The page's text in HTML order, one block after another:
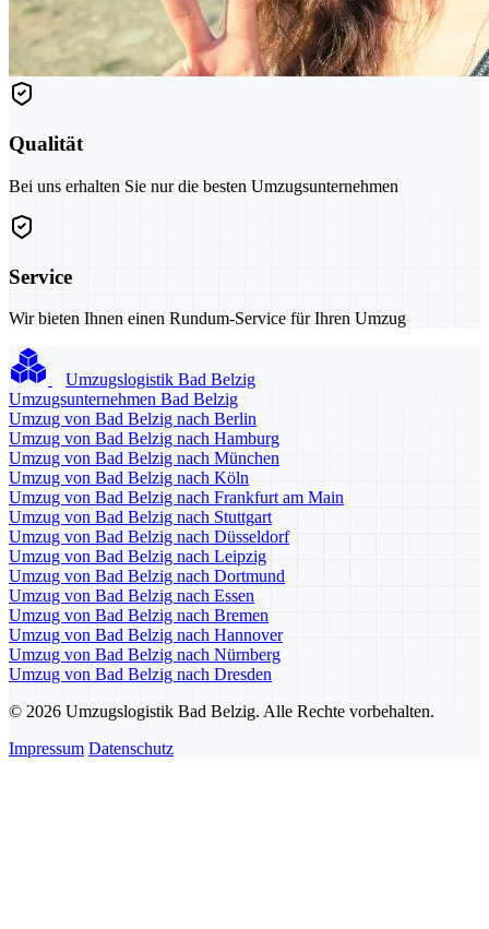
Qualität
Bei uns erhalten Sie nur die besten Umzugsunternehmen
Service
Wir bieten Ihnen einen Rundum-Service für Ihren Umzug
Umzugslogistik Bad Belzig
Umzugsunternehmen Bad Belzig
Umzug von Bad Belzig nach Berlin
Umzug von Bad Belzig nach Hamburg
Umzug von Bad Belzig nach München
Umzug von Bad Belzig nach Köln
Umzug von Bad Belzig nach Frankfurt am Main
Umzug von Bad Belzig nach Stuttgart
Umzug von Bad Belzig nach Düsseldorf
Umzug von Bad Belzig nach Leipzig
Umzug von Bad Belzig nach Dortmund
Umzug von Bad Belzig nach Essen
Umzug von Bad Belzig nach Bremen
Umzug von Bad Belzig nach Hannover
Umzug von Bad Belzig nach Nürnberg
Umzug von Bad Belzig nach Dresden
© 2026 Umzugslogistik Bad Belzig. Alle Rechte vorbehalten.
Impressum Datenschutz